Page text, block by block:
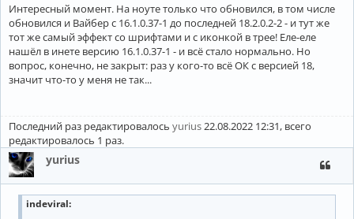
Интересный момент. На ноуте только что обновился, в том числе
обновился и Вайбер с 16.1.0.37-1 до последней 18.2.0.2-2 - и тут же
тот же самый эффект со шрифтами и с иконкой в трее! Еле-еле
нашёл в инете версию 16.1.0.37-1 - и всё стало нормально. Но
вопрос, конечно, не закрыт: раз у кого-то всё ОК с версией 18,
значит что-то у меня не так...
Последний раз редактировалось yurius22.08.2022 12:31, всего
редактировалось 1 раз.
yurius
indeviral: